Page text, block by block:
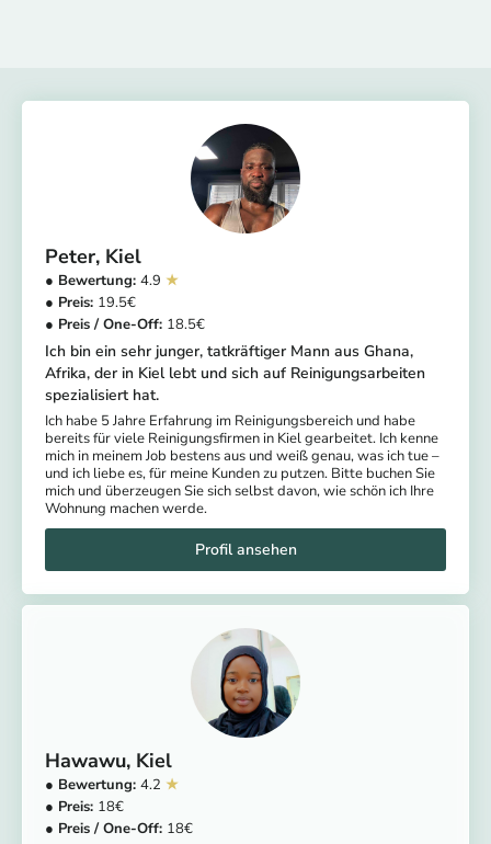
Peter Kiel
4.9
19.5
18.5
Ich bin ein sehr junger, tatkräftiger Mann aus Ghana,
Afrika, der in Kiel lebt und sich auf Reinigungsarbeiten
spezialisiert hat.
Ich habe 5 Jahre Erfahrung im Reinigungsbereich und habe
bereits für viele Reinigungsfirmen in Kiel gearbeitet. Ich kenne
mich in meinem Job bestens aus und weiß genau, was ich tue –
und ich liebe es, für meine Kunden zu putzen. Bitte buchen Sie
mich und überzeugen Sie sich selbst davon, wie schön ich Ihre
Wohnung machen werde.
Hawawu Kiel
4.2
18
18